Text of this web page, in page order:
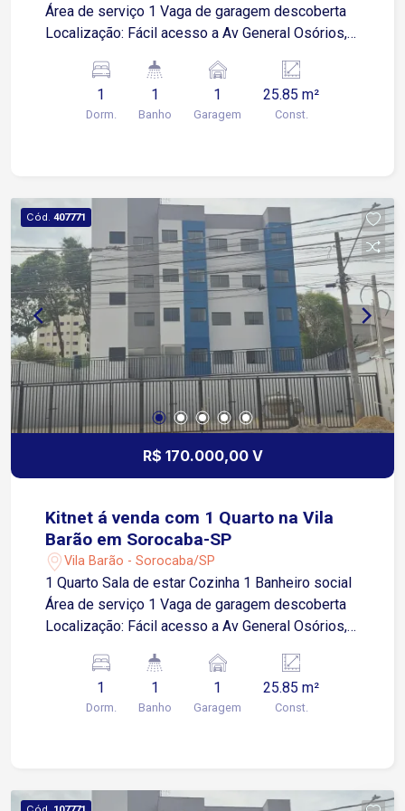
Área de serviço 1 Vaga de garagem descoberta
Localização: Fácil acesso a Av General Osórios,
comércios em geral.
1
Dorm.
1
Banho
1
Garagem
25.85 m²
Const.
Cód. 407771
R$ 170.000,00 V
Kitnet á venda com 1 Quarto na Vila
Barão em Sorocaba-SP
Vila Barão - Sorocaba/SP
1 Quarto Sala de estar Cozinha 1 Banheiro social
Área de serviço 1 Vaga de garagem descoberta
Localização: Fácil acesso a Av General Osórios,
comércios em geral.
1
Dorm.
1
Banho
1
Garagem
25.85 m²
Const.